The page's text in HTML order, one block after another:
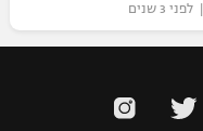
3 שנים